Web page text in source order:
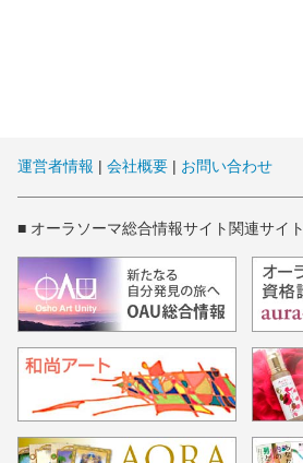
運営者情報 | 会社概要 | お問い合わせ
■ オーラソーマ総合情報サイト関連サイト